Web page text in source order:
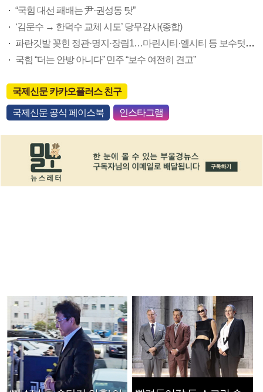
“국힘 대선 패배는 尹·권성동 탓”
‘김문수 → 한덕수 교체 시도’ 당무감사(종합)
파란깃발 꽂힌 정관·명지·장림1…마린시티·엘시티 등 보수텃밭도 미세변화 감지
국힘 “더는 안방 아니다” 민주 “보수 여전히 견고”
국제신문 카카오플러스 친구
국제신문 공식 페이스북 인스타그램